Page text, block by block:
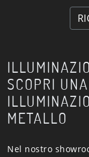
SCOPRI
METALLO
Nel nostro